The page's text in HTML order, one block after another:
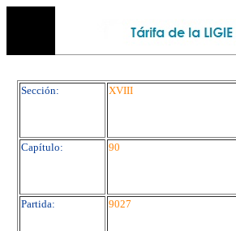
Sección: XVIII
Capítulo:
90
Partida:
9027